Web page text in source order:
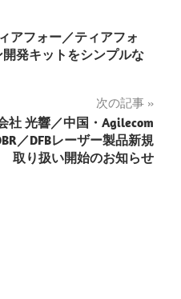
アフォー／ティアフォ
発キットをシンプルな
次の記事
社 光響／中国・Agilecom
／DFBレーザー製品新規
取り扱い開始のお知らせ